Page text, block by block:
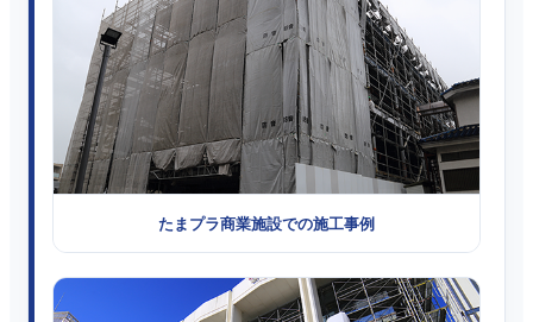
たまプラ商業施設での施工事例